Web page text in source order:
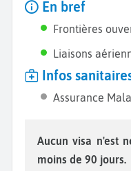
En bref
Frontières
Liaisons
Infos
Assurance
Aucun visa n'est nécessaire pour un séjour de
moins de 90 jours.